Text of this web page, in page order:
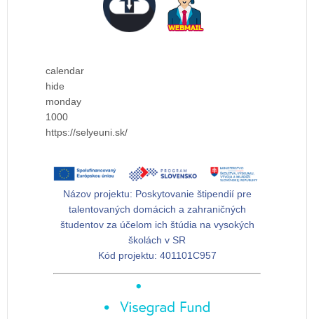
calendar
hide
monday
1000
https://selyeuni.sk/
Názov projektu: Poskytovanie štipendií pre
talentovaných domácich a zahraničných
študentov za účelom ich štúdia na vysokých
školách v SR
Kód projektu: 401101C957